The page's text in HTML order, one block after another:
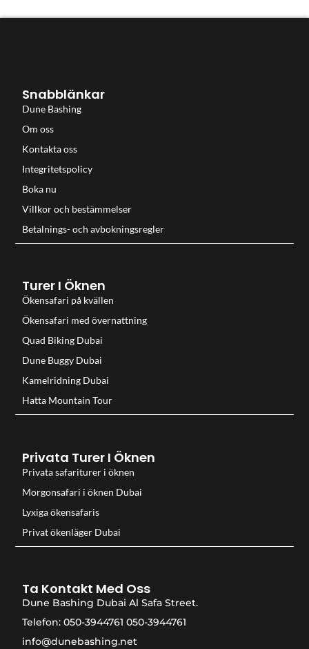
Snabblänkar
Dune Bashing
Om oss
Kontakta oss
Integritetspolicy
Boka nu
Villkor och bestämmelser
Betalnings- och avbokningsregler
Turer I Öknen
Ökensafari på kvällen
Ökensafari med övernattning
Quad Biking Dubai
Dune Buggy Dubai
Kamelridning Dubai
Hatta Mountain Tour
Privata Turer I Öknen
Privata safariturer i öknen
Morgonsafari i öknen Dubai
Lyxiga ökensafaris
Privat ökenläger Dubai
Ta Kontakt Med Oss
Dune Bashing Dubai Al Safa Street.
Telefon: 050-3944761 050-3944761
info@dunebashing.net